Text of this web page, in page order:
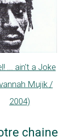
... ain't a Joke
Mujik /
2004)
chaine